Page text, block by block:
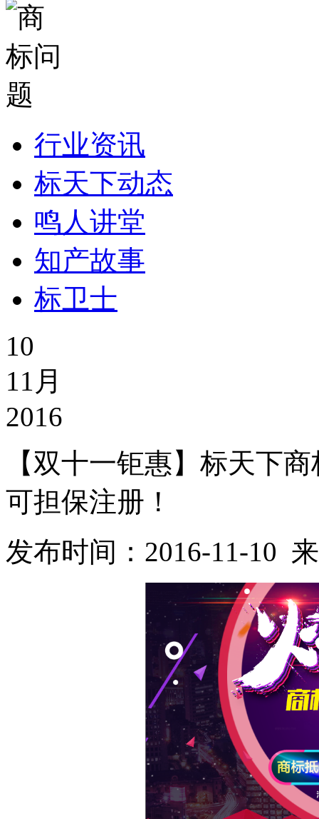
行业资讯
标天下动态
鸣人讲堂
知产故事
标卫士
10
11月
2016
【双十一钜惠】标天下
可担保注册！
发布时间：2016-11-10